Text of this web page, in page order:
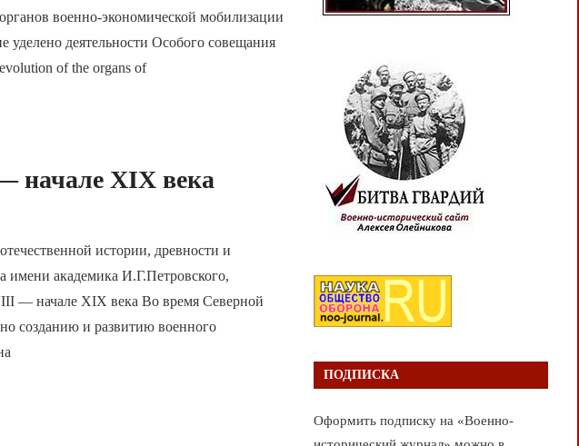
военно-экономической мобилизации
деятельности Особого совещания
of the organs of
начале XIX века
истории, древности и
имени академика И.Г.Петровского,
— начале XIX века Во время Северной
созданию и развитию военного
ПОДПИСКА
Оформить подписку на «Военно-